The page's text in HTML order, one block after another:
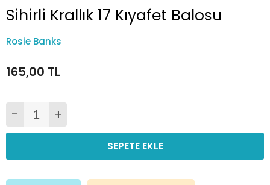
Sihirli Krallık 17 Kıyafet Balosu
Rosie Banks
165,00 TL
- +
SEPETE EKLE